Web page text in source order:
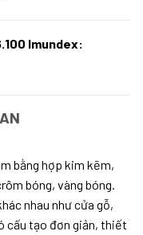
Imundex:
bằng hợp kim kẽm,
bóng, vàng bóng.
nhau như cửa gỗ,
cấu tạo đơn giản, thiết